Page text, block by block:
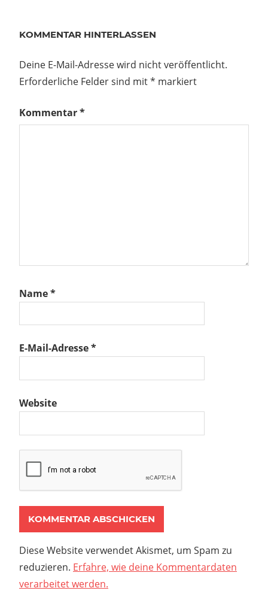
KOMMENTAR HINTERLASSEN
Deine E-Mail-Adresse wird nicht veröffentlicht.
Erforderliche Felder sind mit* markiert
Kommentar*
Name*
E-Mail-Adresse*
Website
Diese Website verwendet Akismet, um Spam zu
reduzieren. Erfahre, wie deine Kommentardaten
verarbeitet werden.